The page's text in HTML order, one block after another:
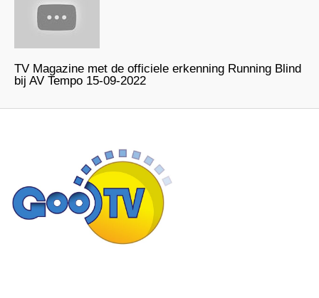
TV Magazine met de officiele erkenning Running Blind
bij AV Tempo 15-09-2022